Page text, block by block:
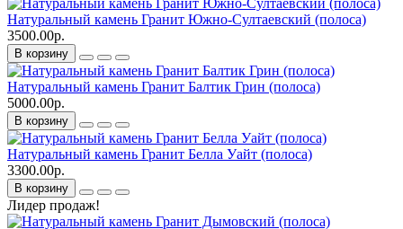
Натуральный камень Гранит Южно-Султаевский (полоса)
3500.00р.
В корзину
Натуральный камень Гранит Балтик Грин (полоса)
5000.00р.
В корзину
Натуральный камень Гранит Белла Уайт (полоса)
3300.00р.
В корзину
Лидер продаж!